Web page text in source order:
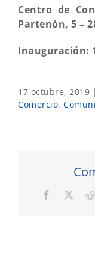
Centro de
Partenón, 5 –
Inauguración:
17 octubre, 2019 |
Comercio,
Facebook